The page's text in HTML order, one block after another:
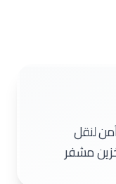
لنقل
مشفر